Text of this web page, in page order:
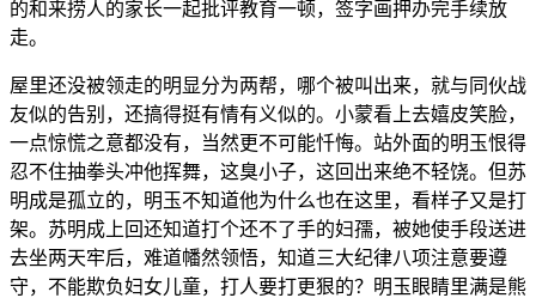
的和来捞人的家长一起批评教育一顿，签字画押办完手续放
走。
屋里还没被领走的明显分为两帮，哪个被叫出来，就与同伙战
友似的告别，还搞得挺有情有义似的。小蒙看上去嬉皮笑脸，
一点惊慌之意都没有，当然更不可能忏悔。站外面的明玉恨得
忍不住抽拳头冲他挥舞，这臭小子，这回出来绝不轻饶。但苏
明成是孤立的，明玉不知道他为什么也在这里，看样子又是打
架。苏明成上回还知道打个还不了手的妇孺，被她使手段送进
去坐两天牢后，难道幡然领悟，知道三大纪律八项注意要遵
守，不能欺负妇女儿童，打人要打更狠的？明玉眼睛里满是熊